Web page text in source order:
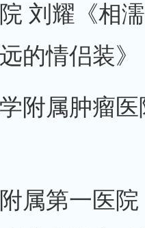
刘耀《相
的情侣装》
附属肿瘤
属第一医